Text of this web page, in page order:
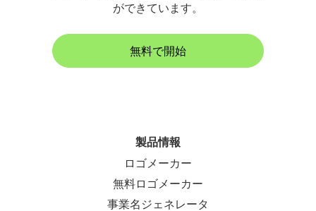
ができています。
無料で開始
製品情報
ロゴメーカー
無料ロゴメーカー
事業名ジェネレータ